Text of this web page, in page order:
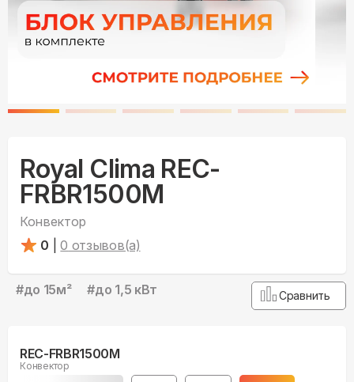
Royal Clima REC-
FRBR1500M
Конвектор
0
0 отзывов(а)
#до 15м² #до 1,5 кВт Сравнить
REC-FRBR1500M
Конвектор